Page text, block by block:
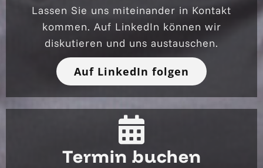
Lassen Sie uns miteinander in Kontakt
kommen. Auf LinkedIn können wir
diskutieren und uns austauschen.
Auf LinkedIn folgen
Termin buchen